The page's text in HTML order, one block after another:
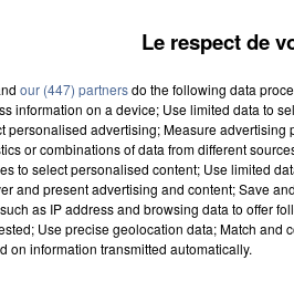
Le respect de
our (447) partnersdo the following data
information on a device; Use limited data to
personalised advertising; Measure
or combinations of data from different
to select personalised content; Use limited
and present advertising and content; Save
as IP address and browsing data to offer
Use precise geolocation data; Match and
on information transmitted automatically.